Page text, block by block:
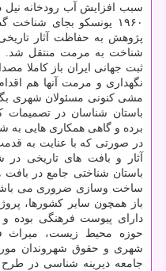
سبب افزایش آب رودخانه
۱۹۶۰ یونسكو بجای
پژوهش به حفاظت آثار
شناخت به مرمت منتقل شد.
ثبت جهانی ایران باز كاملا
نگهداری و مرمت آنها هم
مشی كنونی مسئولان شهری
باستان شناسان در
برده و گاهی همكاری هایی
در صورتی كه با عنایت به
آثار و بافت های تاریخی
باستان شناختی جامع در
ساخت وسازی ضروری می
باز همچون سایر كشورها،
دارای پیوست فرهنگی بوده و
حوزه محیط زیست، میراث
شهری و حقوق شهروندان
جامعه دیرینه شناسی در